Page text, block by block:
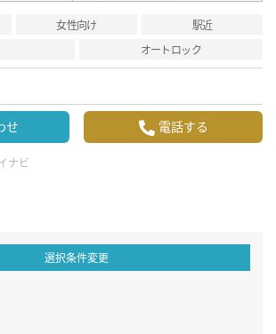
女性向け
駅近
オートロック
せ 電話する
ナビ
選択条件変更